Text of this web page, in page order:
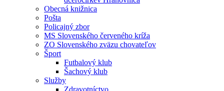
Obecná knižnica
Pošta
Policajný zbor
MS Slovenského červeného kríža
ZO Slovenského zväzu chovateľov
Šport
Futbalový klub
Šachový klub
Služby
Zdravotníctvo